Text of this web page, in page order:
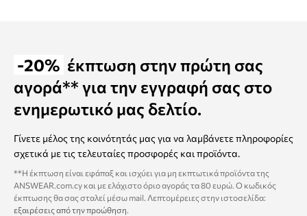
-20% έκπτωση στην πρώτη σας
αγορά** για την εγγραφή σας στο
ενημερωτικό μας δελτίο.
Γίνετε μέλος της κοινότητάς μας για να λαμβάνετε πληροφορίες
σχετικά με τις τελευταίες προσφορές και προϊόντα.
**Η έκπτωση είναι εφάπαξ και ισχύει για μη εκπτωτικά προϊόντα της
ANSWEAR.com.cy και με ελάχιστο όριο αγοράς τα 80 ευρώ. Ο κωδικός
έκπτωσης θα σας σταλεί μέσω mail. Λεπτομέρειες στην ιστοσελίδα:
εξαιρέσεις από την προώθηση.